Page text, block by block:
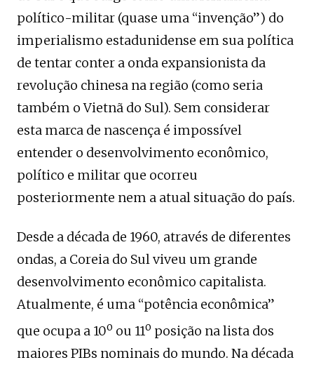
político-militar (quase uma “invenção”) do
imperialismo estadunidense em sua política
de tentar conter a onda expansionista da
revolução chinesa na região (como seria
também o Vietnã do Sul). Sem considerar
esta marca de nascença é impossível
entender o desenvolvimento econômico,
político e militar que ocorreu
posteriormente nem a atual situação do país.
Desde a década de 1960, através de diferentes
ondas, a Coreia do Sul viveu um grande
desenvolvimento econômico capitalista.
Atualmente, é uma “potência econômica”
que ocupa a 10o ou 11o posição na lista dos
maiores PIBs nominais do mundo. Na década